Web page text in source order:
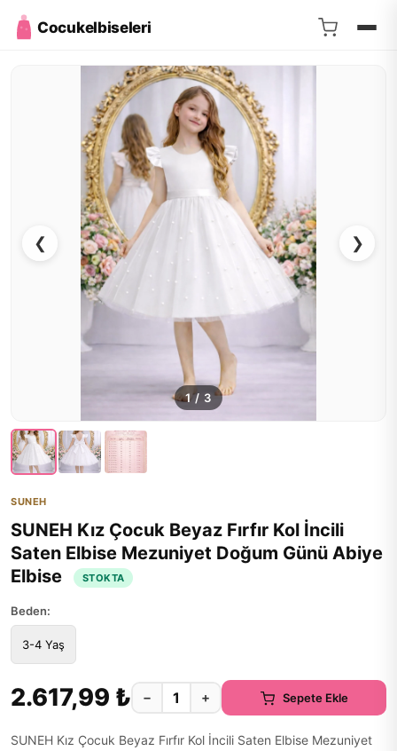
Cocukelbiseleri
❮ ❯
1/ 3
SUNEH
SUNEH Kız Çocuk Beyaz Fırfır Kol İncili
Saten Elbise Mezuniyet Doğum Günü Abiye
Elbise
STOKTA
Beden:
3-4 Yaş
2.617,99 ₺ − + Sepete Ekle
SUNEH Kız Çocuk Beyaz Fırfır Kol İncili Saten Elbise Mezuniyet